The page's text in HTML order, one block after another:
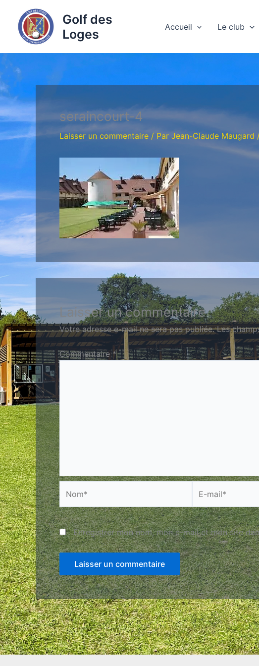
contenu
Golf des
Loges
Accueil Le club
seraincourt-4
Laisser un commentaire / Par Jean-Claude Maugard
Laisser un commentaire
Votre adresse e-mail ne sera pas publiée. Les
Commentaire*
Nom*
mail*
Enregistrer mon nom, mon e-mail et mon site